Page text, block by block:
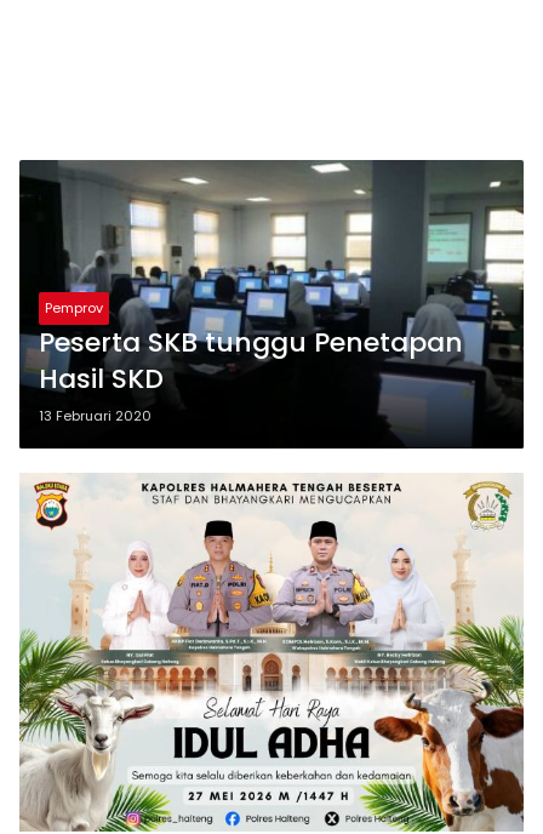
Pemprov
Peserta SKB tunggu Penetapan
Hasil SKD
13 Februari 2020